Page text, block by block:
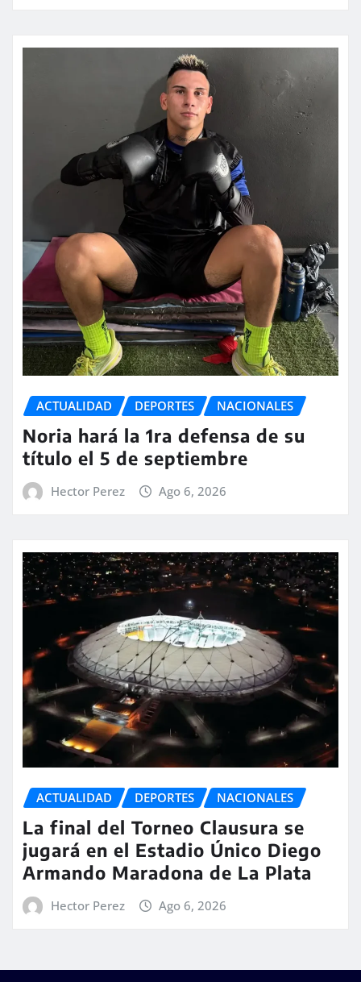
ACTUALIDAD DEPORTES NACIONALES
Noria hará la 1ra defensa de su
título el 5 de septiembre
Hector Perez Ago 6, 2026
ACTUALIDAD DEPORTES NACIONALES
La final del Torneo Clausura se
jugará en el Estadio Único Diego
Armando Maradona de La Plata
Hector Perez Ago 6, 2026